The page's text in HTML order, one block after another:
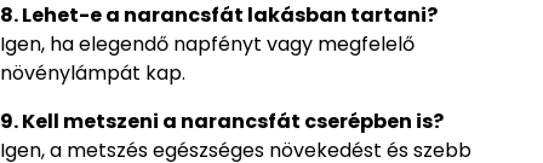
8. Lehet-e a narancsfát lakásban tartani?
Igen, ha elegendő napfényt vagy megfelelő
növénylámpát kap.
9. Kell metszeni a narancsfát cserépben is?
Igen, a metszés egészséges növekedést és szebb